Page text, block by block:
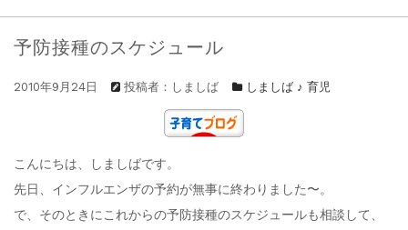
予防接種のスケジュール
2010年9月24日 投稿者：しましば しましば ♪ 育児
こんにちは、しましばです。
先日、インフルエンザの予約が無事に終わりました〜。
で、そのときにこれからの予防接種のスケジュールも相談して、